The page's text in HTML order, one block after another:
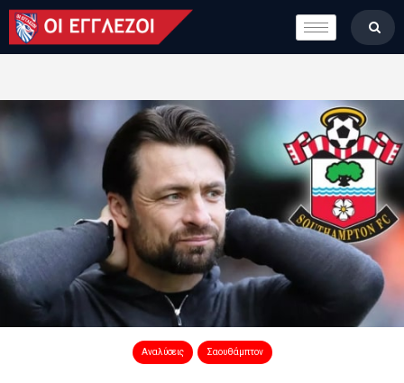
LONDON CALLING
ΚΑΤΗΓΟΡΙΕΣ
ΒΑΘΜΟΛΟΓΙΕΣ
ΟΜΑΔΕΣ
ΠΟΙΟΙ ΕΙΜΑΣΤΕ
Αναλύσεις Σαουθάμπτον